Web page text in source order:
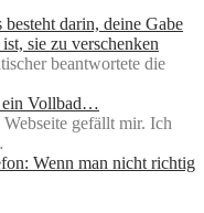
darin, deine Gabe
sie zu verschenken
beantwortete die
ein Vollbad…
gefällt mir. Ich
Wenn man nicht richtig